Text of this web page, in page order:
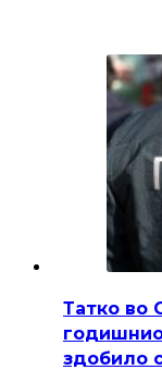
Татко во
здобило